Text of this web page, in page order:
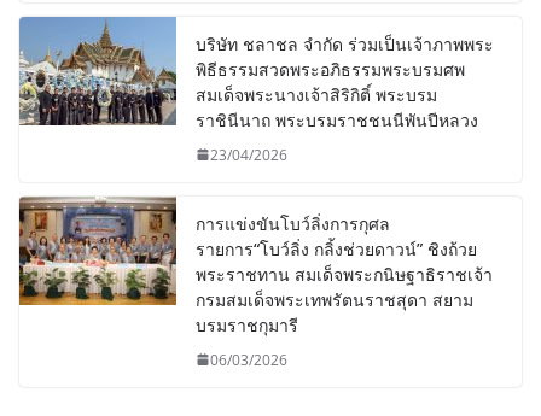
บริษัท ชลาชล จำกัด ร่วมเป็นเจ้าภาพพระ
พิธีธรรมสวดพระอภิธรรมพระบรมศพ
สมเด็จพระนางเจ้าสิริกิติ์ พระบรม
ราชินีนาถ พระบรมราชชนนีพันปีหลวง
23/04/2026
การแข่งขันโบว์ลิ่งการกุศล
รายการ“โบว์ลิ่ง กลิ้งช่วยดาวน์” ชิงถ้วย
พระราชทาน สมเด็จพระกนิษฐาธิราชเจ้า
กรมสมเด็จพระเทพรัตนราชสุดา สยาม
บรมราชกุมารี
06/03/2026